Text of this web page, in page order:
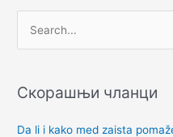
т
Скорашњи чланци
Da li i kako med zaista